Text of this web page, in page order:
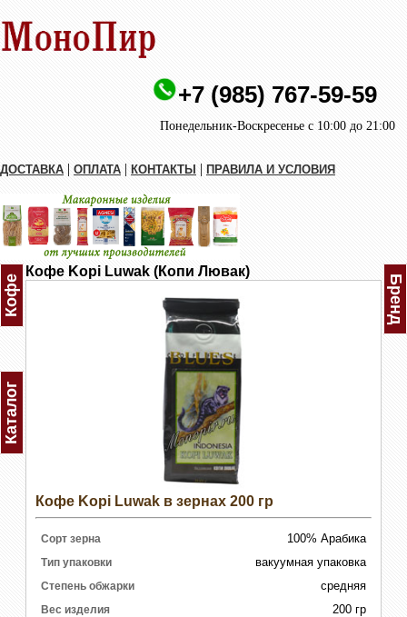
+7 (985) 767-59-59
Понедельник-Воскресенье с 10:00 до 21:00
ДОСТАВКА | ОПЛАТА | КОНТАКТЫ | ПРАВИЛА И УСЛОВИЯ
Кофе
Каталог
Кофе Kopi Luwak (Копи Лювак)
Кофе Kopi Luwak в зернах 200 гр
Сорт зерна 100% Арабика
Тип упаковки вакуумная упаковка
Степень обжарки средняя
Вес изделия 200 гр
Бренд